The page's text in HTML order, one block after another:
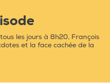
les jours à 8h20, François
et la face cachée de la